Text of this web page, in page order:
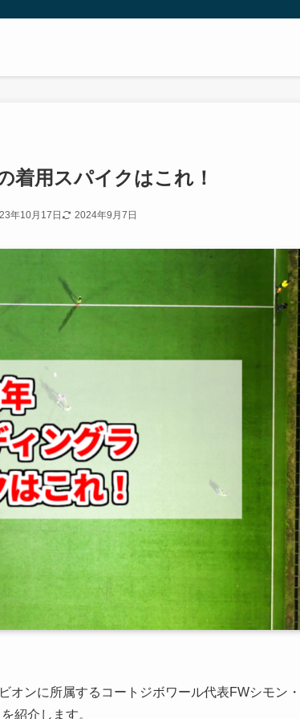
着用スパイクはこれ！
年10月17日 2024年9月7日
オンに所属するコートジボワール代表FWシモン・
紹介します。